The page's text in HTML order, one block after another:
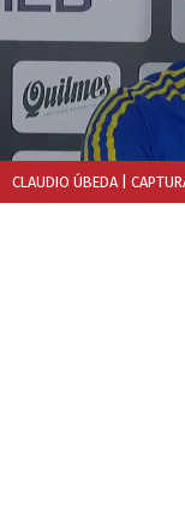
CLAUDIO ÚBEDA |